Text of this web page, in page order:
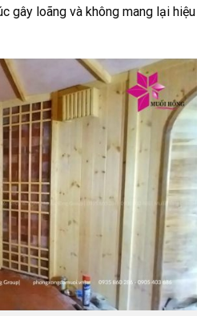
gây loãng và không mang lại hiệu